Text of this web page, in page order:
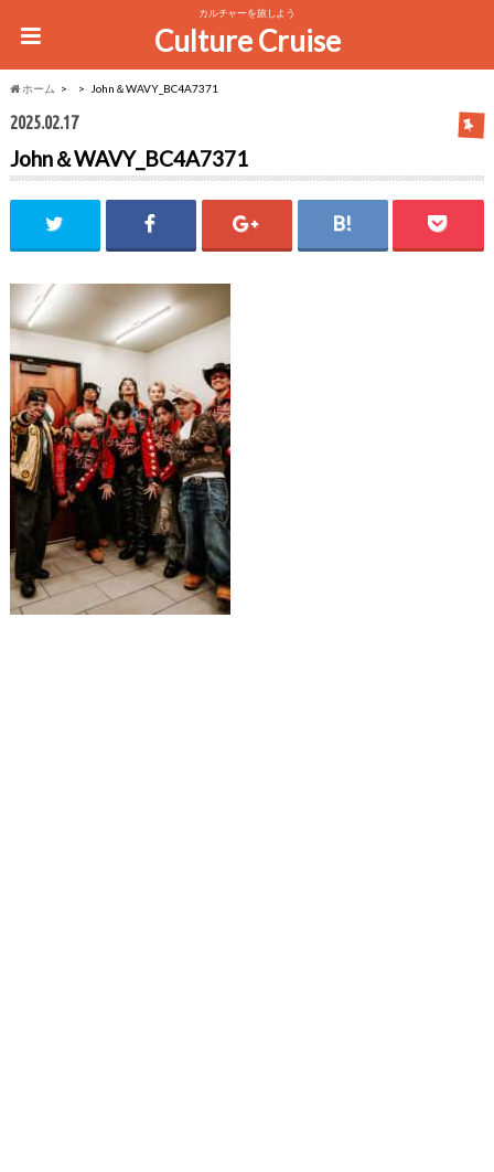
カルチャーを旅しよう
Culture Cruise
ホーム John＆WAVY_BC4A7371
2025.02.17
John＆WAVY_BC4A7371